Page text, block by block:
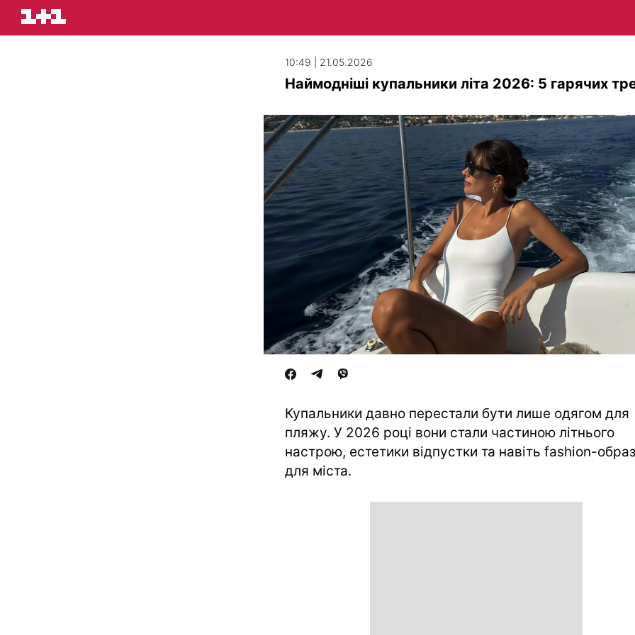
10:49 | 21.05.2026
Наймодніші купальники літа 2026: 5 гарячих
Купальники давно перестали бути лише одягом для
пляжу. У 2026 році вони стали частиною літнього
настрою, естетики відпустки та навіть fashion-
для міста.